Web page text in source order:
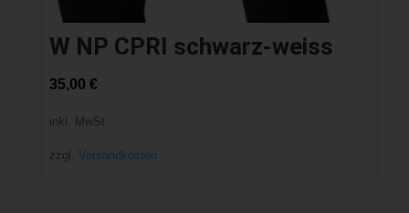
W NP CPRI schwarz-weiss
35,00 €
inkl. MwSt.
zzgl. Versandkosten